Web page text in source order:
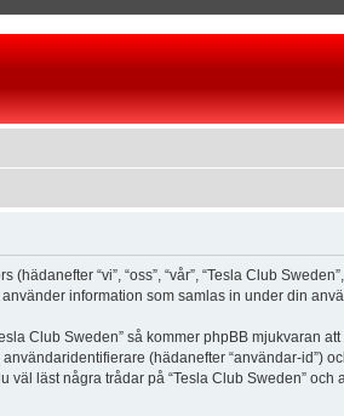
“vi”, “oss”, “vår”, “Tesla Club
använder information som samlas in under din
Club Sweden” så kommer phpBB mjukvaran
(hädanefter “användar-id”)
läst några trådar på “Tesla Club Sweden”